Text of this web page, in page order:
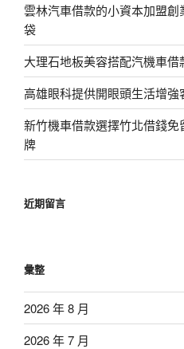
雲林汽車借款的小資本加盟
袋
大理石地板美容搭配汽機車
高雄眼科提供開眼頭生活增
新竹機車借款選擇竹北借錢
牌
近期留言
彙整
2026 年 8 月
2026 年 7 月